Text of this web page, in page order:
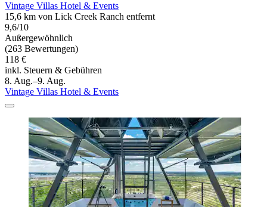
Vintage Villas Hotel & Events
15,6 km von Lick Creek Ranch entfernt
9,6/10
Außergewöhnlich
(263 Bewertungen)
118 €
inkl. Steuern & Gebühren
8. Aug.–9. Aug.
Vintage Villas Hotel & Events